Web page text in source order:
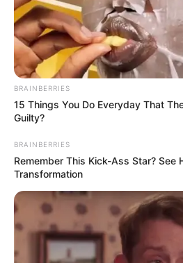
BRAINBERRIES
15 Things You Do Everyday That
Guilty?
BRAINBERRIES
Remember This Kick-Ass Star? See
Transformation